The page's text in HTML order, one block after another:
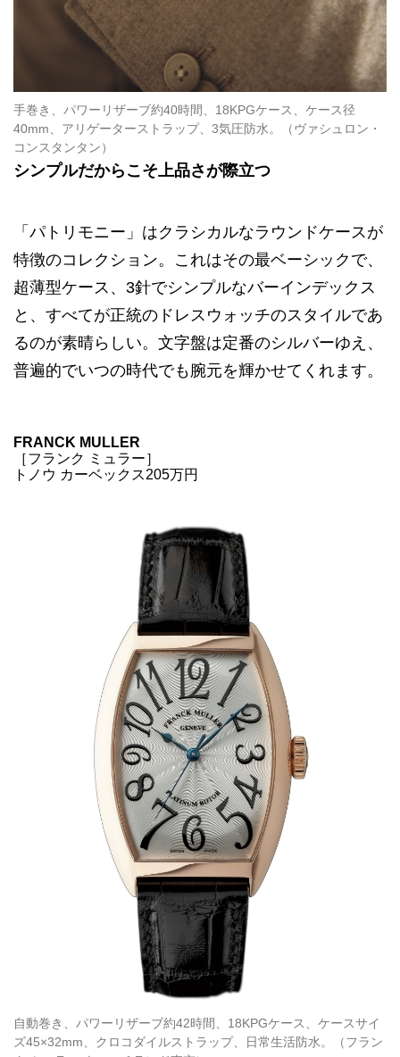
手巻き、パワーリザーブ約40時間、18KPGケース、ケース径
40mm、アリゲーターストラップ、3気圧防水。（ヴァシュロン・
コンスタンタン）
シンプルだからこそ上品さが際立つ
「パトリモニー」はクラシカルなラウンドケースが
特徴のコレクション。これはその最ベーシックで、
超薄型ケース、3針でシンプルなバーインデックス
と、すべてが正統のドレスウォッチのスタイルであ
るのが素晴らしい。文字盤は定番のシルバーゆえ、
普遍的でいつの時代でも腕元を輝かせてくれます。
FRANCK MULLER
［フランク ミュラー］
トノウ カーベックス205万円
自動巻き、パワーリザーブ約42時間、18KPGケース、ケースサイ
ズ45×32mm、クロコダイルストラップ、日常生活防水。（フラン